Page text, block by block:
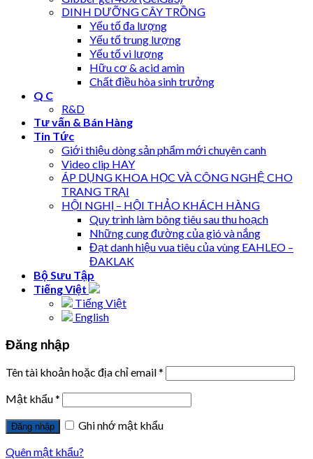
DINH DƯỠNG CÂY TRỒNG
Yếu tố đa lượng
Yếu tố trung lượng
Yếu tố vi lượng
Hữu cơ & acid amin
Chất điều hòa sinh trưởng
Q C
R&D
Tư vấn & Bán Hàng
Tin Tức
Giới thiệu dòng sản phẩm mới chuyên canh
Video clip HAY
ÁP DỤNG KHOA HỌC VÀ CÔNG NGHỆ CHO
TRANG TRẠI
HỘI NGHỊ – HỘI THẢO KHÁCH HÀNG
Quy trình làm bông tiêu sau thu hoạch
Những cung đường của gió và nắng
Đạt danh hiệu vua tiêu của vùng EAHLEO –
ĐAKLAK
Bộ Sưu Tập
Tiếng Việt
Tiếng Việt
English
Đăng nhập
Tên tài khoản hoặc địa chỉ email*
Mật khẩu*
Ghi nhớ mật khẩu
Quên mật khẩu?